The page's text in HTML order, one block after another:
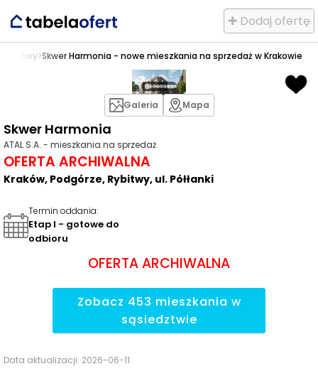
✚ Dodaj ofertę
Rybitwy>Skwer Harmonia - nowe mieszkania na sprzedaż w Krakowie
Skwer Harmonia
ATAL S.A. - mieszkania na sprzedaż
OFERTA ARCHIWALNA
Kraków, Podgórze, Rybitwy, ul. Półłanki
Galeria Mapa
Termin oddania:
Etap I - gotowe do
odbioru
OFERTA ARCHIWALNA
Zobacz 453 mieszkania w
sąsiedztwie
Data aktualizacji: 2026-06-11